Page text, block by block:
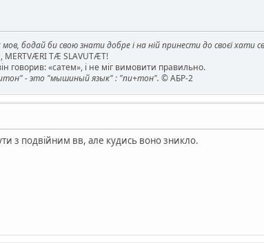
бодай би свою знати добре і на ній принести до своєї хати
MERTVÆRI TÆ SLAVUTÆT!
говорив: «сатем», і не міг вимовити правильно.
- это "мышиный язык" : "пи+тон". © АБР-2
з подвійним вв, але кудись воно зникло.